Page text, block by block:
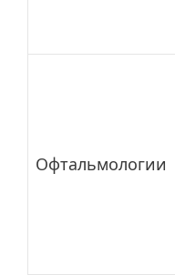
Офтальмологии